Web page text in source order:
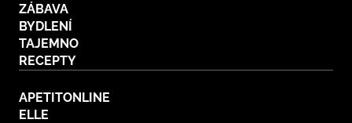
ZÁBAVA
BYDLENÍ
TAJEMNO
RECEPTY
APETITONLINE
ELLE